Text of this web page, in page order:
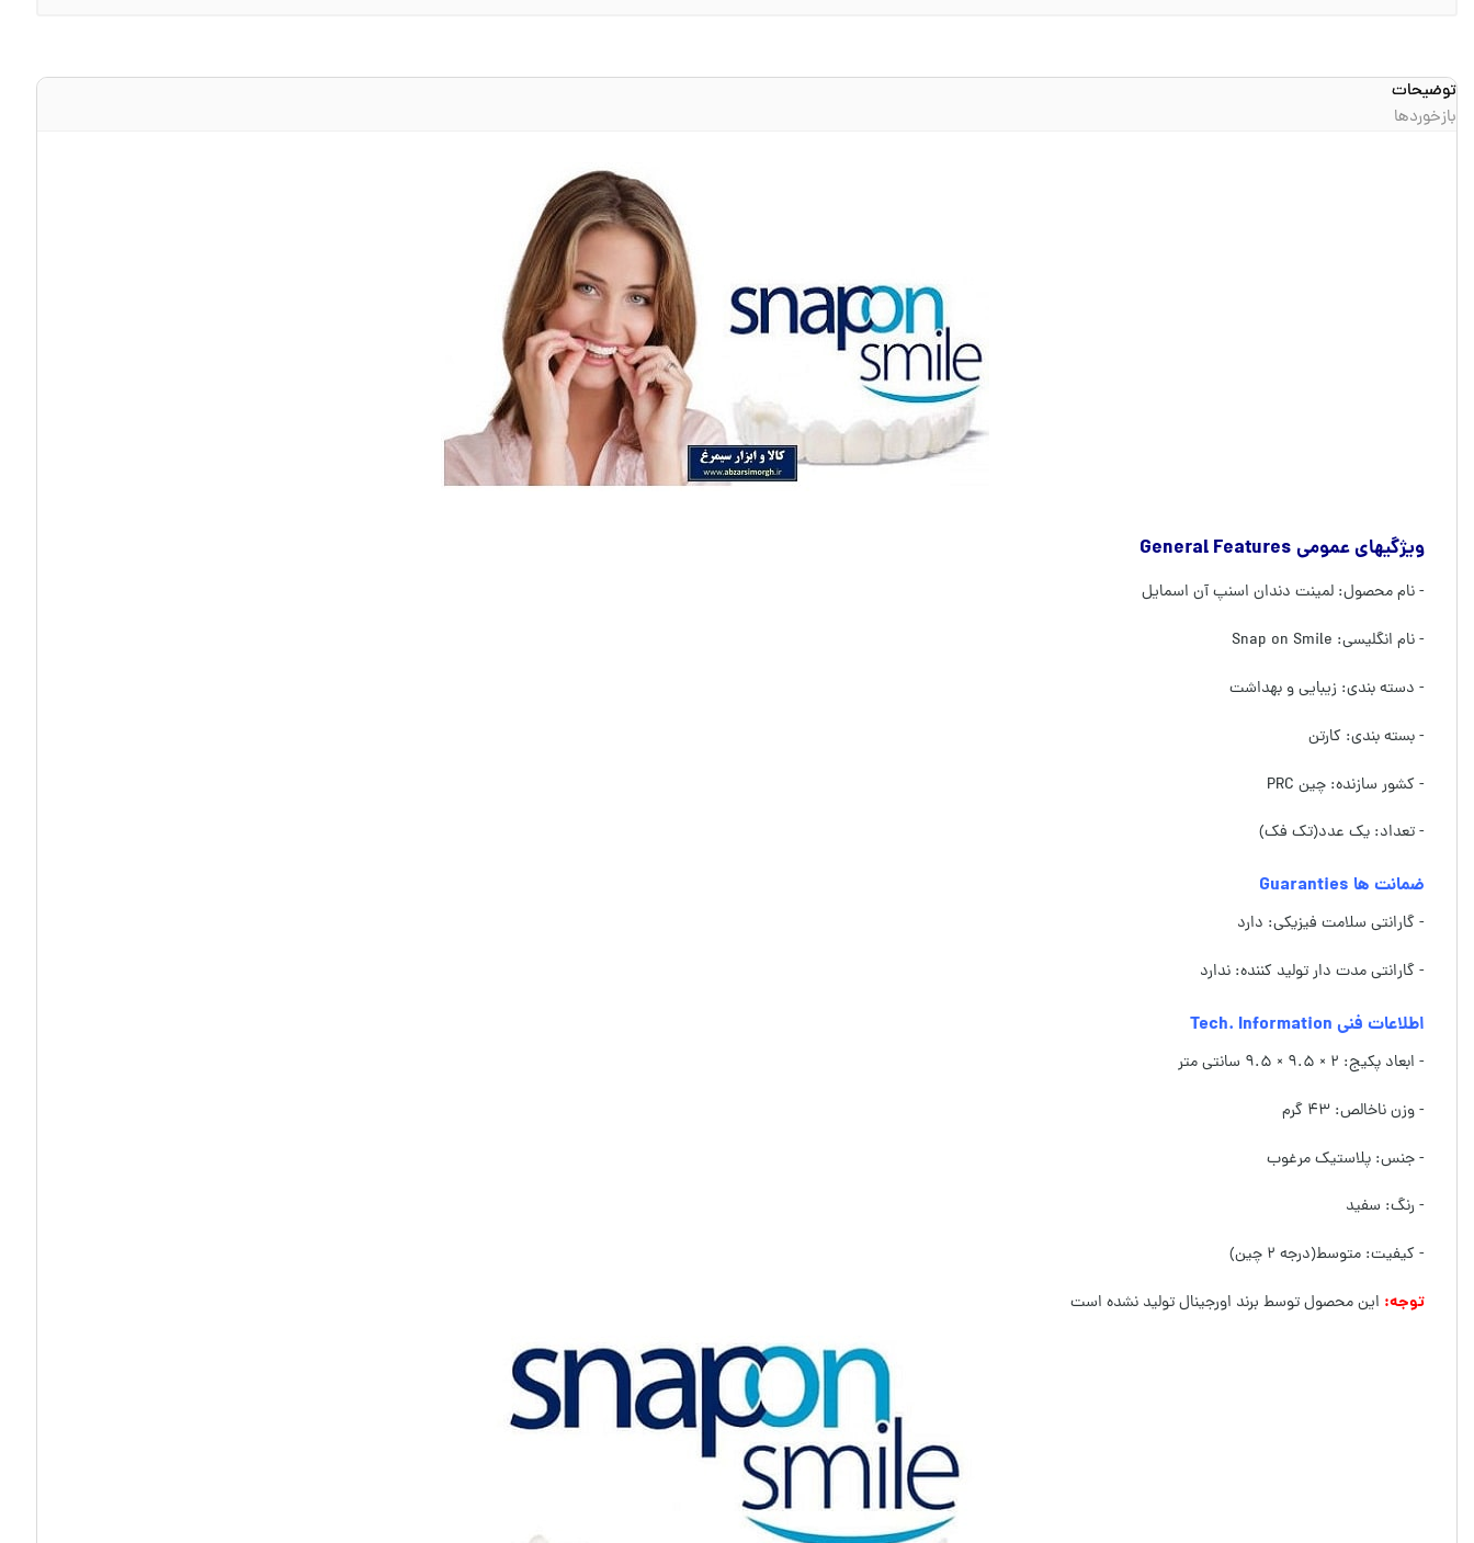
توضیحات
بازخوردها
ویژگیهای عمومی General Features
- نام محصول: لمینت دندان اسنپ آن اسمایل
- نام انگلیسی: Snap on Smile
- دسته بندی: زیبایی و بهداشت
- بسته بندی: کارتن
- کشور سازنده: چین PRC
- تعداد: یک عدد(تک فک)
ضمانت ها Guaranties
- گارانتی سلامت فیزیکی: دارد
- گارانتی مدت دار تولید کننده: ندارد
اطلاعات فنی Tech. Information
- ابعاد پکیج: ۲ × ۹.۵ × ۹.۵ سانتی متر
- وزن ناخالص: ۴۳ گرم
- جنس: پلاستیک مرغوب
- رنگ: سفید
- کیفیت: متوسط(درجه ۲ چین)
توجه: این محصول توسط برند اورجینال تولید نشده است